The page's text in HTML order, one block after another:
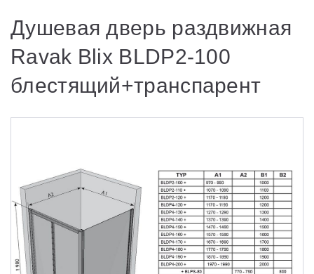
Аксессуары
Унитазы и биде
Душевые двери
Поддоны для душа
Сиденья OVO для душевых уголков
Полотенцесушители
Душевая дверь раздвижная
Ravak Blix BLDP2-100
блестящий+транспарент